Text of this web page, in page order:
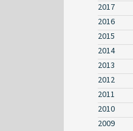
2017
2016
2015
2014
2013
2012
2011
2010
2009